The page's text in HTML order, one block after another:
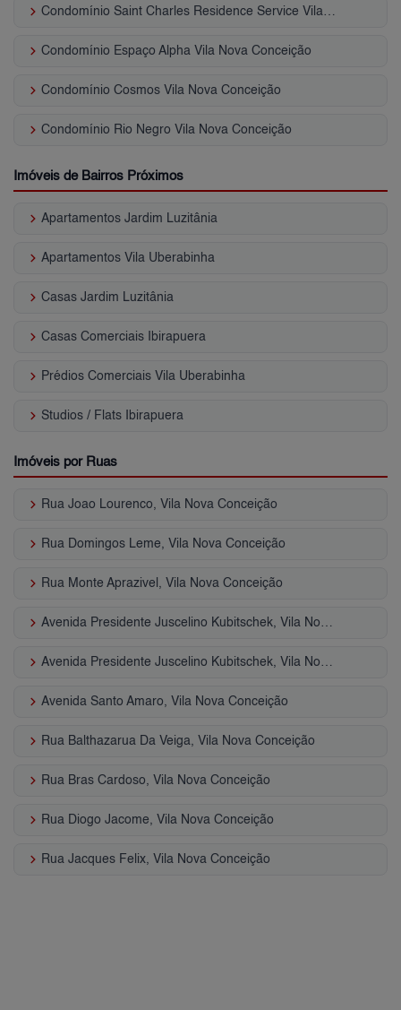
keyboard_arrow_right
keyboard_arrow_right Condomínio Espaço Alpha Vila Nova Conceição
keyboard_arrow_right Condomínio Cosmos Vila Nova Conceição
keyboard_arrow_right Condomínio Rio Negro Vila Nova Conceição
Imóveis de Bairros Próximos
keyboard_arrow_right Apartamentos Jardim Luzitânia
keyboard_arrow_right Apartamentos Vila Uberabinha
keyboard_arrow_right Casas Jardim Luzitânia
keyboard_arrow_right Casas Comerciais Ibirapuera
keyboard_arrow_right Prédios Comerciais Vila Uberabinha
keyboard_arrow_right Studios / Flats Ibirapuera
Imóveis por Ruas
keyboard_arrow_right Rua Joao Lourenco, Vila Nova Conceição
keyboard_arrow_right Rua Domingos Leme, Vila Nova Conceição
keyboard_arrow_right Rua Monte Aprazivel, Vila Nova Conceição
keyboard_arrow_right
keyboard_arrow_right
keyboard_arrow_right Avenida Santo Amaro, Vila Nova Conceição
keyboard_arrow_right Rua Balthazarua Da Veiga, Vila Nova Conceição
keyboard_arrow_right Rua Bras Cardoso, Vila Nova Conceição
keyboard_arrow_right Rua Diogo Jacome, Vila Nova Conceição
keyboard_arrow_right Rua Jacques Felix, Vila Nova Conceição